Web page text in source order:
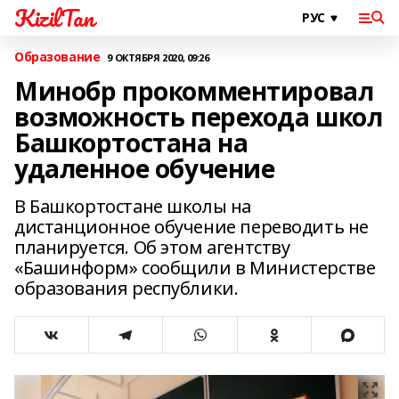
KizilTan
Образование 9 ОКТЯБРЯ 2020, 09:26
Минобр прокомментировал
возможность перехода школ
Башкортостана на
удаленное обучение
В Башкортостане школы на
дистанционное обучение переводить не
планируется. Об этом агентству
«Башинформ» сообщили в Министерстве
образования республики.